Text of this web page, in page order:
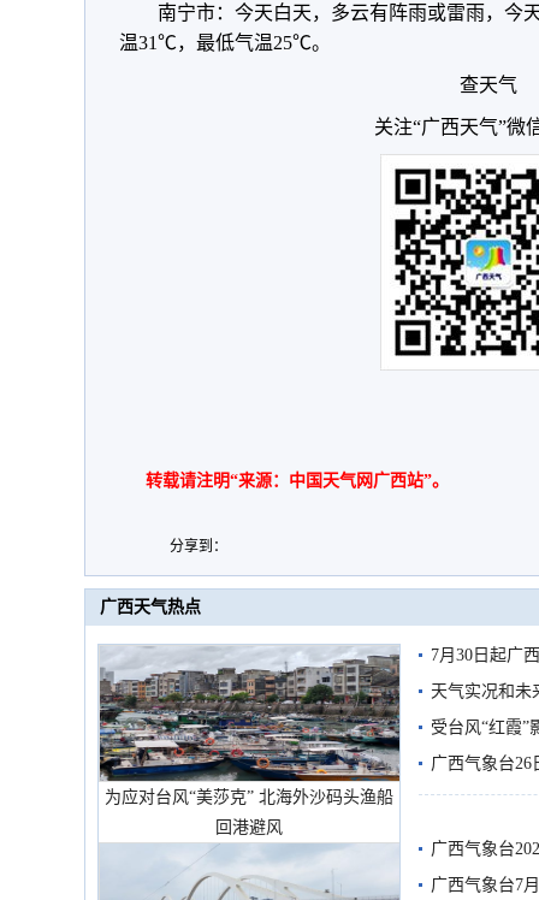
南宁市：今天白天，多云有阵雨或雷雨，今
温31℃，最低气温25℃。
查天气
关注“广西天气”微
转载请注明“来源：中国天气网广西站”。
分享到：
广西天气热点
为应对台风“美莎克” 北海外沙码头渔船
回港避风
7月30日起广
天气实况和未
受台风“红霞”
有较强降雨
广西气象台26
广西气象台
预警
广西气象台7